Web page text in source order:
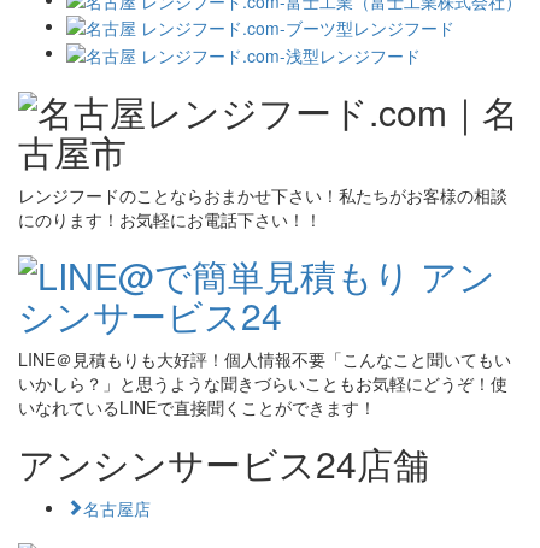
レンジフードのことならおまかせ下さい！私たちがお客様の相談
にのります！お気軽にお電話下さい！！
LINE＠見積もりも大好評！個人情報不要「こんなこと聞いてもい
いかしら？」と思うような聞きづらいこともお気軽にどうぞ！使
いなれているLINEで直接聞くことができます！
アンシンサービス24店舗
名古屋店